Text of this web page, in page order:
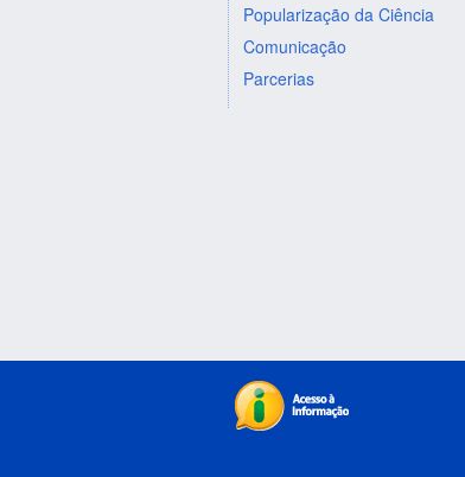
Popularização da Ciência
Comunicação
Parcerias